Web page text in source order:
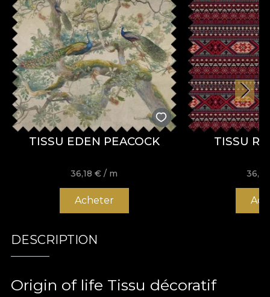
TISSU EDEN PEACOCK
36,18€ / m
Acheter
TISSU
DESCRIPTION
Origin of life Tissu décoratif